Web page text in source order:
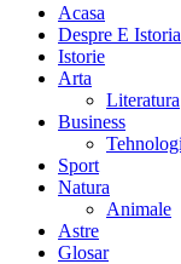
Acasa
Despre E Istoria
Istorie
Arta
Literatura
Business
Sport
Natura
Animale
Astre
Glosar